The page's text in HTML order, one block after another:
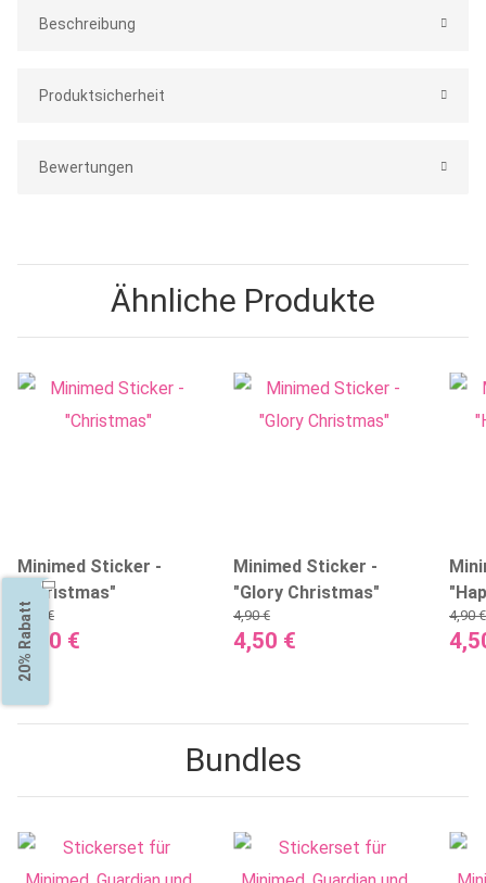
Beschreibung
Produktsicherheit
Bewertungen
Ähnliche Produkte
Minimed Sticker -
"Christmas"
4,50 €
4,90 €
Minimed Sticker -
"Glory Christmas"
4,50 €
4,90 € 4,90 €
Bundles
20% Rabatt